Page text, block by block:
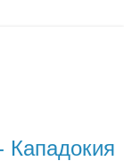
Кападокия